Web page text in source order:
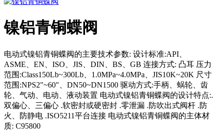
镍铝青铜蝶阀
电动式镍铝青铜蝶阀的主要技术参数: 设计标准:API、
ASME、EN、ISO、JIS、DIN、BS、GB 连接方式: 凸耳 压力
范围:Class150Lb~300Lb、1.0MPa~4.0MPa、JIS10K~20K 尺寸
范围:NPS2"~60"、DN50~DN1500 驱动方式:手柄、蜗轮、齿
轮、气动、电动、液动装置 电动式镍铝青铜蝶阀的设计特点:.
双偏心、三偏心 .软密封或硬密封 .零泄漏 .防吹出式阀杆 .防
火、防静电 .ISO5211平台连接 电动式镍铝青铜蝶阀的主体材
质: C95800